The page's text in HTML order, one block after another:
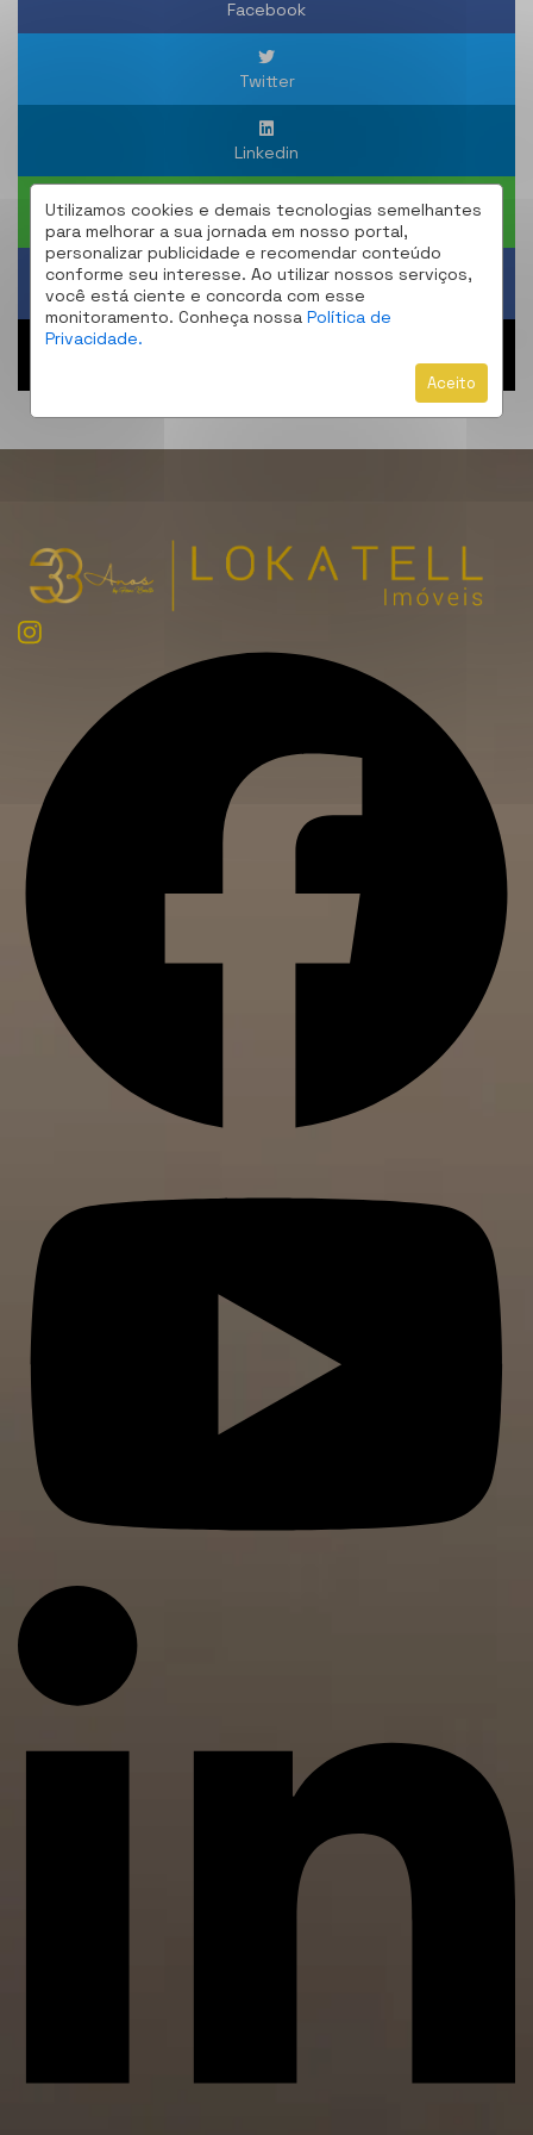
Utilizamos cookies e demais tecnologias semelhantes
para melhorar a sua jornada em nosso portal,
personalizar publicidade e recomendar conteúdo
conforme seu interesse. Ao utilizar nossos serviços,
você está ciente e concorda com esse
monitoramento. Conheça nossa Política de
Privacidade.
Aceito
Facebook
Twitter
Linkedin
WhatsApp
Obter um Link